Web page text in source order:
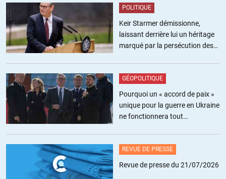
J//
Il faudrait voir (je n’ai pas de données précises) combien de
ces victimes musulmanes du djihadisme sunnite sont chiites
Les musulmans ont payé un lourd tribut lors de l’attentat de
Nice, revendiqué par l’État islamique : 30 musulmans ont été
fauchés par le camion qui a coûté la vie à 84 personnes sur
POLITIQUE
Keir Starmer démissionne,
laissant derrière lui un héritage
marqué par la persécution des
GÉOPOLITIQUE
Pourquoi un « accord de paix »
unique pour la guerre en Ukraine
ne fonctionnera tout
REVUE DE PRESSE
Revue de presse du 21/07/2026